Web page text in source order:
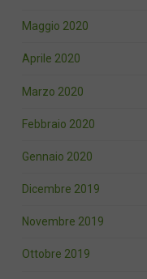
Maggio 2020
Aprile 2020
Marzo 2020
Febbraio 2020
Gennaio 2020
Dicembre 2019
Novembre 2019
Ottobre 2019